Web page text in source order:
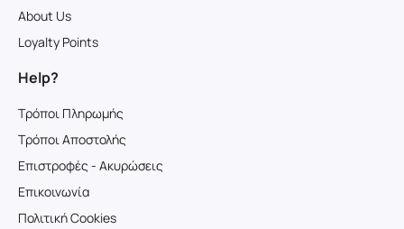
About Us
Loyalty Points
Help?
Τρόποι Πληρωμής
Τρόποι Αποστολής
Επιστροφές - Ακυρώσεις
Επικοινωνία
Πολιτική Cookies